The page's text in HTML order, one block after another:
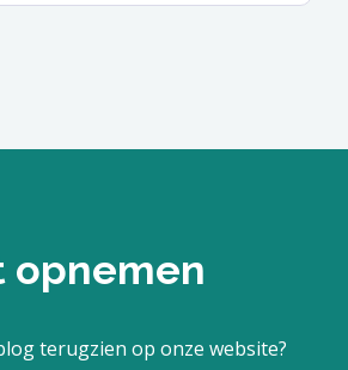
opnemen
terugzien op onze website?